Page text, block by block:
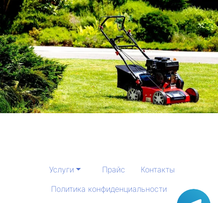
Услуги Прайс
Контакты
Политика конфиденциальности